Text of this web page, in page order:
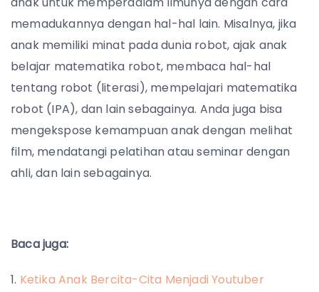
memadukannya dengan hal-hal lain. Misalnya, jika
anak memiliki minat pada dunia robot, ajak anak
belajar matematika robot, membaca hal-hal
tentang robot (literasi), mempelajari matematika
robot (IPA), dan lain sebagainya. Anda juga bisa
mengekspose kemampuan anak dengan melihat
film, mendatangi pelatihan atau seminar dengan
ahli, dan lain sebagainya.
Baca juga:
Ketika Anak Bercita-Cita Menjadi Youtuber